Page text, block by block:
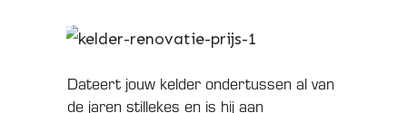
Dateert jouw kelder ondertussen al van
de jaren stillekes en is hij aan